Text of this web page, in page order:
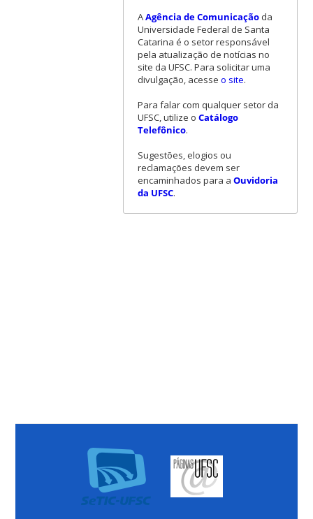
AAgência de Comunicaçãoda
Universidade Federal de Santa
Catarina é o setor responsável
pela atualização de notícias no
site da UFSC. Para solicitar uma
divulgação, acesse o site.
Para falar com qualquer setor da
UFSC, utilize o Catálogo
Telefônico.
Sugestões, elogios ou
reclamações devem ser
encaminhados para a Ouvidoria
da UFSC.